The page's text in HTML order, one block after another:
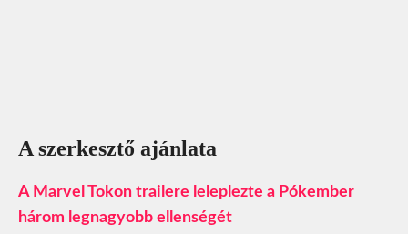
A szerkesztő ajánlata
A Marvel Tokon trailere leleplezte a Pókember
három legnagyobb ellenségét